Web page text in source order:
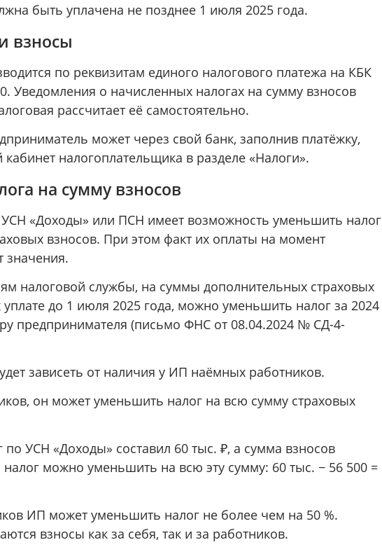
быть уплачена не позднее 1 июля 2025 года.
взносы
по реквизитам единого налогового платежа на КБК
Уведомления о начисленных налогах на сумму взносов
рассчитает её самостоятельно.
может через свой банк, заполнив платёжку,
налогоплательщика в разделе «Налоги».
на сумму взносов
«Доходы» или ПСН имеет возможность уменьшить налог
взносов. При этом факт их оплаты на момент
значения.
налоговой службы, на суммы дополнительных страховых
до 1 июля 2025 года, можно уменьшить налог за 2024
предпринимателя (письмо ФНС от 08.04.2024 № СД-4-
зависеть от наличия у ИП наёмных работников.
он может уменьшить налог на всю сумму страховых
УСН «Доходы» составил 60 тыс. ₽, а сумма взносов
налог можно уменьшить на всю эту сумму: 60 тыс. − 56 500 =
ИП может уменьшить налог не более чем на 50 %.
взносы как за себя, так и за работников.